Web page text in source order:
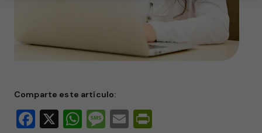
Comparte este artículo:
Facebook
X WhatsApp
Message
Email